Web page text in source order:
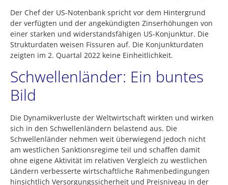
Der Chef der US-Notenbank spricht vor dem Hintergrund
der verfügten und der angekündigten Zinserhöhungen von
einer starken und widerstandsfähigen US-Konjunktur. Die
Strukturdaten weisen Fissuren auf. Die Konjunkturdaten
zeigten im 2. Quartal 2022 keine Einheitlichkeit.
Schwellenländer: Ein buntes
Bild
Die Dynamikverluste der Weltwirtschaft wirkten und wirken
sich in den Schwellenländern belastend aus. Die
Schwellenländer nehmen weit überwiegend jedoch nicht
am westlichen Sanktionsregime teil und schaffen damit
ohne eigene Aktivität im relativen Vergleich zu westlichen
Ländern verbesserte wirtschaftliche Rahmenbedingungen
hinsichtlich Versorgungssicherheit und Preisniveau in der